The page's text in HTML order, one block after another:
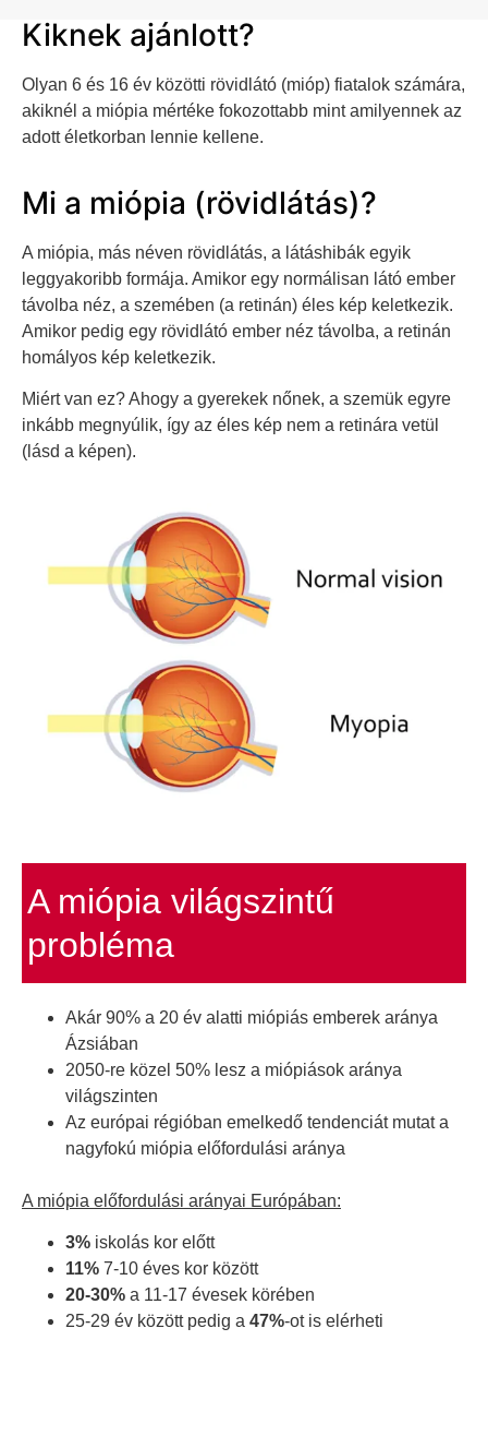
Kiknek ajánlott?
Olyan 6 és 16 év közötti rövidlátó (mióp) fiatalok számára,
akiknél a miópia mértéke fokozottabb mint amilyennek az
adott életkorban lennie kellene.
Mi a miópia (rövidlátás)?
A miópia, más néven rövidlátás, a látáshibák egyik
leggyakoribb formája. Amikor egy normálisan látó ember
távolba néz, a szemében (a retinán) éles kép keletkezik.
Amikor pedig egy rövidlátó ember néz távolba, a retinán
homályos kép keletkezik.
Miért van ez? Ahogy a gyerekek nőnek, a szemük egyre
inkább megnyúlik, így az éles kép nem a retinára vetül
(lásd a képen).
A miópia világszintű
probléma
Akár 90% a 20 év alatti miópiás emberek aránya
Ázsiában
2050-re közel 50% lesz a miópiások aránya
világszinten
Az európai régióban emelkedő tendenciát mutat a
nagyfokú miópia előfordulási aránya
A miópia előfordulási arányai Európában:
3% iskolás kor előtt
11% 7-10 éves kor között
20-30% a 11-17 évesek körében
25-29 év között pedig a 47%-ot is elérheti